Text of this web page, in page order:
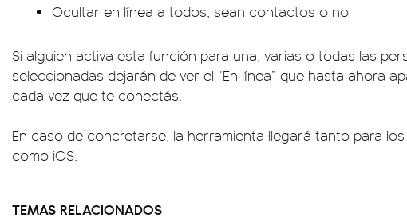
Ocultar en línea a todos, sean contactos o no
Si alguien activa esta función para una, varias o todas las
seleccionadas dejarán de ver el “En línea” que hasta ahora
cada vez que te conectás.
En caso de concretarse, la herramienta llegará tanto para
como iOS.
TEMAS RELACIONADOS